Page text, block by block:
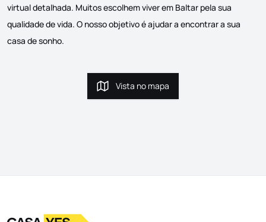
virtual detalhada. Muitos escolhem viver em Baltar pela sua
qualidade de vida. O nosso objetivo é ajudar a encontrar a sua
casa de sonho.
Vista no mapa
Vista no mapa